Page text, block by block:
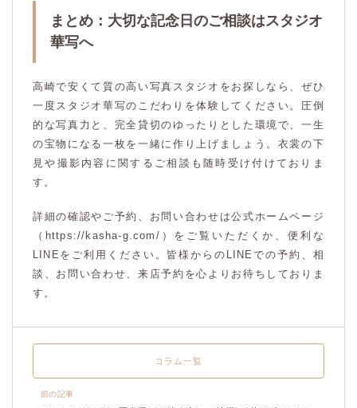
まとめ：大切な記念日のご相談はスタジオ
華写へ
高崎で安くて質の高い写真スタジオをお探しなら、ぜひ
一度スタジオ華写のこだわりを体験してください。圧倒
的な写真力と、完全貸切のゆったりとした環境で、一生
の宝物になる一枚を一緒に作り上げましょう。衣裳の下
見や撮影内容に関するご相談も随時受け付けておりま
す。
詳細の確認やご予約、お問い合わせは公式ホームページ
（https://kasha-g.com/）をご覧いただくか、便利な
LINEをご利用ください。皆様からのLINEでの予約、相
談、お問い合わせ、来店予約を心よりお待ちしておりま
す。
前の記事
コラム一覧